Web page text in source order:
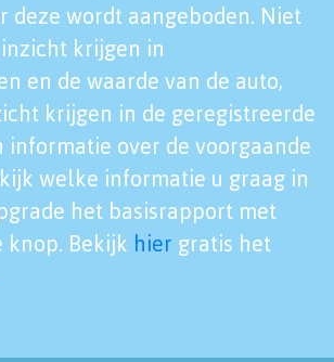
deze wordt aangeboden. Niet
krijgen in
en de waarde van de auto,
krijgen in de geregistreerde
over de voorgaande
welke informatie u graag in
het basisrapport met
knop. Bekijk hier gratis het